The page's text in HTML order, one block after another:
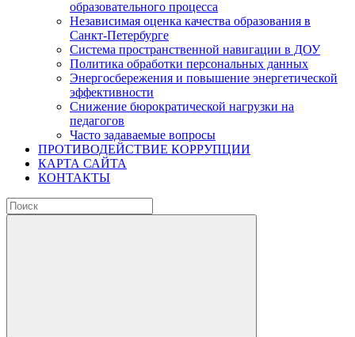
образовательного процесса
Независимая оценка качества образования в
Санкт-Петербурге
Система пространственной навигации в ДОУ
Политика обработки персональных данных
Энергосбережения и повышение энергетической
эффективности
Снижение бюрократической нагрузки на
педагогов
Часто задаваемые вопросы
ПРОТИВОДЕЙСТВИЕ КОРРУПЦИИ
КАРТА САЙТА
КОНТАКТЫ